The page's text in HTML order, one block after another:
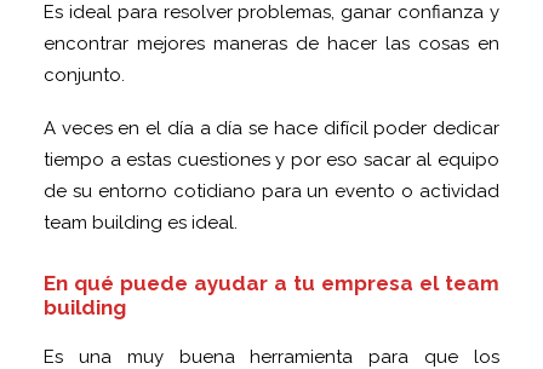
Es ideal para resolver problemas, ganar confianza y
encontrar mejores maneras de hacer las cosas en
conjunto.
A veces en el día a día se hace difícil poder dedicar
tiempo a estas cuestiones y por eso sacar al equipo
de su entorno cotidiano para un evento o actividad
team building es ideal.
En qué puede ayudar a tu empresa el team
building
Es una muy buena herramienta para que los